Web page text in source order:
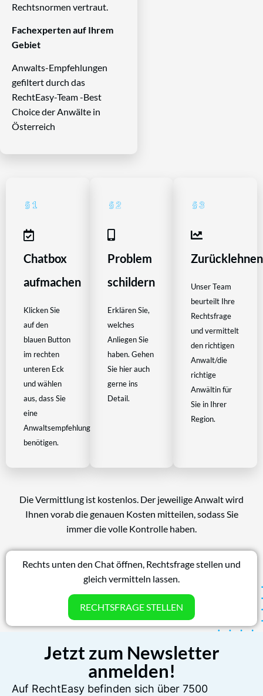
Rechtsnormen vertraut.
Fachexperten auf Ihrem
Gebiet
Anwalts-Empfehlungen
gefiltert durch das
RechtEasy-Team -Best
Choice der Anwälte in
Österreich
Chatbox
aufmachen
Klicken Sie
auf den
blauen Button
im rechten
unteren Eck
und wählen
aus, dass Sie
eine
Anwaltsempfehlung
benötigen.
Problem
schildern
Erklären Sie,
welches
Anliegen Sie
haben. Gehen
Sie hier auch
gerne ins
Detail.
Zurücklehnen
Unser Team
beurteilt Ihre
Rechtsfrage
und vermittelt
den richtigen
Anwalt/die
richtige
Anwältin für
Sie in Ihrer
Region.
Die Vermittlung ist kostenlos. Der jeweilige Anwalt wird
Ihnen vorab die genauen Kosten mitteilen, sodass Sie
immer die volle Kontrolle haben.
Rechts unten den Chat öffnen, Rechtsfrage stellen und
gleich vermitteln lassen.
RECHTSFRAGE STELLEN
Jetzt zum Newsletter
anmelden!
Auf RechtEasy befinden sich über 7500